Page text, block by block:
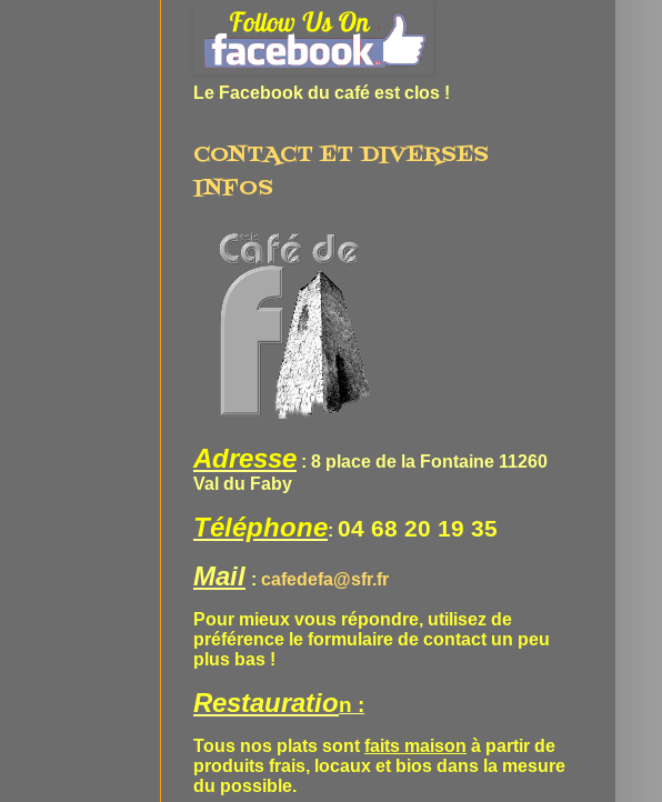
Le Facebook du café est clos !
CONTACT ET DIVERSES
INFOS
Adresse : 8 place de la Fontaine 11260
Val du Faby
Téléphone: 04 68 20 19 35
Mail : cafedefa@sfr.fr
Pour mieux vous répondre, utilisez de
préférence le formulaire de contact un peu
plus bas !
Restauration :
Tous nos plats sont faits maison à partir de
produits frais, locaux et bios dans la mesure
du possible.